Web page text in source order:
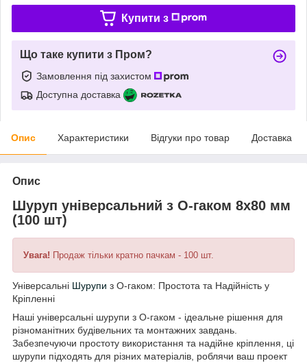
Купити з
Що таке купити з Пром?
Замовлення під захистом
Доступна доставка
Опис Характеристики Відгуки про товар Доставка
Опис
Шуруп універсальний з О-гаком 8х80 мм
(100 шт)
Увага! Продаж тільки кратно пачкам - 100 шт.
Універсальні Шурупи з О-гаком: Простота та Надійність у
Кріпленні
Наші універсальні шурупи з О-гаком - ідеальне рішення для
різноманітних будівельних та монтажних завдань.
Забезпечуючи простоту використання та надійне кріплення, ці
шурупи підходять для різних матеріалів, роблячи ваш проект